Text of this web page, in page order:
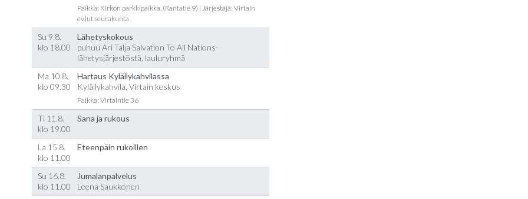
Paikka: Kirkon parkkipaikka, (Rantatie 9) | Järjestäjä: Virtain
ev.lut.seurakunta
Su 9.8.
klo 18.00
Lähetyskokous
puhuu Ari Talja Salvation To All Nations-
lähetysjärjestöstä, lauluryhmä
Ma 10.8.
klo 09.30
Hartaus Kyläilykahvilassa
Kyläilykahvila, Virtain keskus
Paikka: Virtaintie 36
Ti 11.8.
klo 19.00
Sana ja rukous
La 15.8.
klo 11.00
Eteenpäin rukoillen
Su 16.8.
klo 11.00
Jumalanpalvelus
Leena Saukkonen